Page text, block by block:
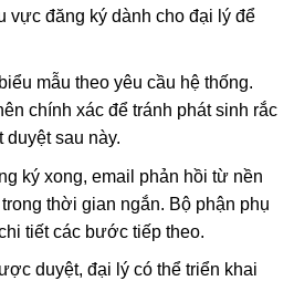
vực đăng ký dành cho đại lý để
mẫu theo yêu cầu hệ thống.
chính xác để tránh phát sinh rắc
duyệt sau này.
ký xong, email phản hồi từ nền
thời gian ngắn. Bộ phận phụ
tiết các bước tiếp theo.
duyệt, đại lý có thể triển khai